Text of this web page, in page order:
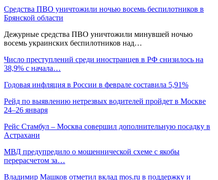
Средства ПВО уничтожили ночью восемь беспилотников в
Брянской области
Дежурные средства ПВО уничтожили минувшей ночью
восемь украинских беспилотников над…
Число преступлений среди иностранцев в РФ снизилось на
38,9% с начала…
Годовая инфляция в России в феврале составила 5,91%
Рейд по выявлению нетрезвых водителей пройдет в Москве
24–26 января
Рейс Стамбул – Москва совершил дополнительную посадку в
Астрахани
МВД предупредило о мошеннической схеме с якобы
перерасчетом за…
Владимир Машков отметил вклад mos.ru в поддержку и